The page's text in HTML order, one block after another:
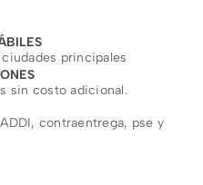
principales
sin costo adicional.
contraentrega, pse y